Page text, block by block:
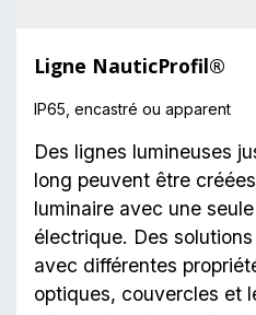
Ligne NauticProfil®
IP65, encastré ou apparent
Des lignes lumineuses
long peuvent être
luminaire avec une
électrique. Des
avec différentes
optiques, couvercles et